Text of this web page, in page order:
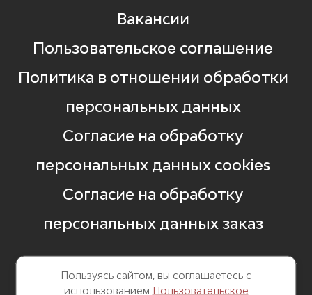
Пользуясь сайтом, вы соглашаетесь с
использованием Пользовательское
Вакансии
Пользовательское соглашение
Политика в отношении обработки
персональных данных
Согласие на обработку
персональных данных cookies
Согласие на обработку
персональных данных заказ